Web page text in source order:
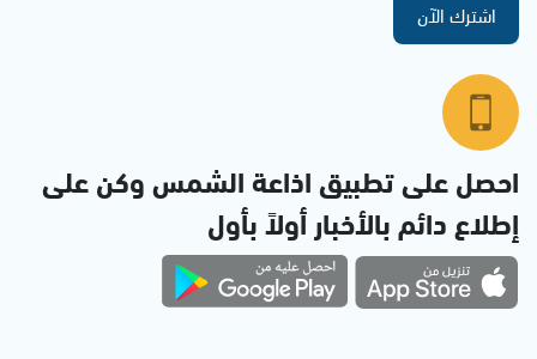
اشترك الآن
احصل على تطبيق اذاعة الشمس وكن على
إطلاع دائم بالأخبار أولاً بأول